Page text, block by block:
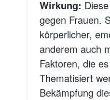
Wirkung:
gegen Frauen.
körperlicher,
anderem auch
Faktoren, die
Thematisiert
Bekämpfung